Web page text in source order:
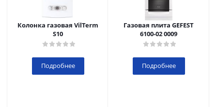
Колонка газовая VilTerm
S10
Подробнее
Газовая плита GEFEST
6100-02 0009
Подробнее